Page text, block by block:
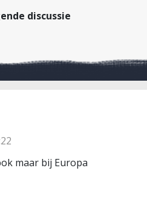
discussie
maar bij Europa